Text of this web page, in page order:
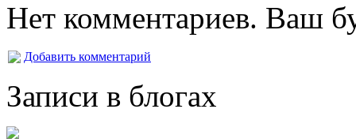
Нет комментариев. Ваш
Добавить комментарий
Записи в блогах